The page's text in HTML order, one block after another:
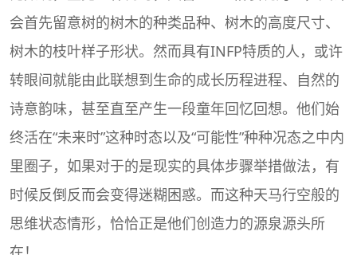
会首先留意树的树木的种类品种、树木的高度尺寸、
树木的枝叶样子形状。然而具有INFP特质的人，或许
转眼间就能由此联想到生命的成长历程进程、自然的
诗意韵味，甚至直至产生一段童年回忆回想。他们始
终活在“未来时”这种时态以及“可能性”种种况态之中内
里圈子，如果对于的是现实的具体步骤举措做法，有
时候反倒反而会变得迷糊困惑。而这种天马行空般的
思维状态情形，恰恰正是他们创造力的源泉源头所